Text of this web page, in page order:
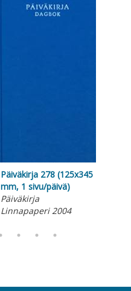
Päiväkirja 278 (125x345
mm, 1 sivu/päivä)
Päiväkirja
Linnapaperi 2004